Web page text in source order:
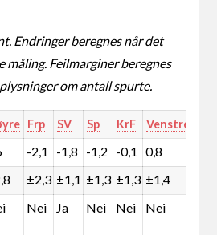
Endringer beregnes når det
måling. Feilmarginer beregnes
om antall spurte.
Frp SV Sp KrF Venstre
-2,1 -1,8 -1,2 -0,1 0,8
±2,3 ±1,1 ±1,3 ±1,3 ±1,4
Nei Ja Nei Nei Nei